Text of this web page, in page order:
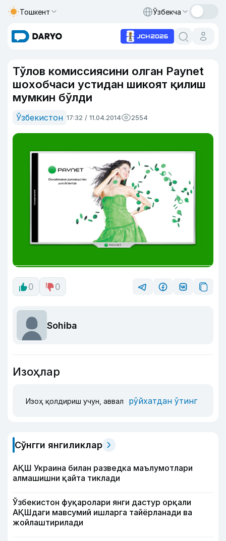
Тошкент Ўзбекча
Тўлов комиссиясини олган Paynet
шохобчаси устидан шикоят қилиш
мумкин бўлди
Ўзбекистон 17:32 / 11.04.2014 2554
0 0
Sohiba
Изоҳлар
Изоҳ қолдириш учун, аввал рўйхатдан ўтинг
Сўнгги янгиликлар
АҚШ Украина билан разведка маълумотлари
алмашишни қайта тиклади
Ўзбекистон фуқаролари янги дастур орқали
АҚШдаги мавсумий ишларга тайёрланади ва
жойлаштирилади